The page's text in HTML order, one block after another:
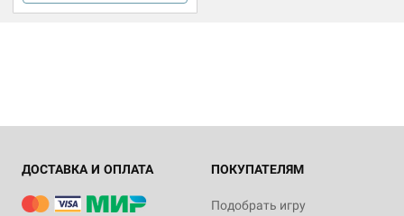
ДОСТАВКА И ОПЛАТА ПОКУПАТЕЛЯМ
Подобрать игру